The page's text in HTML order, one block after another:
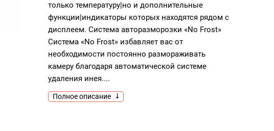
только температуру|но и дополнительные
функции|индикаторы которых находятся рядом с
дисплеем. Система авторазморозки «No Frost»
Система «No Frost» избавляет вас от
необходимости постоянно размораживать
камеру благодаря автоматической системе
удаления инея....
Полное описание